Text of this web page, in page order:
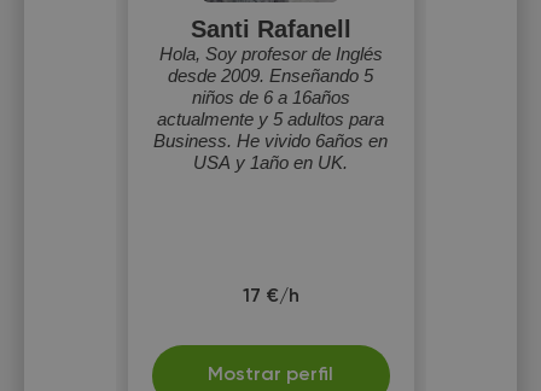
Santi Rafanell
Hola, Soy profesor de Inglés
desde 2009. Enseñando 5
niños de 6 a 16años
actualmente y 5 adultos para
Business. He vivido 6años en
USA y 1año en UK.
17 €/h
Mostrar perfil